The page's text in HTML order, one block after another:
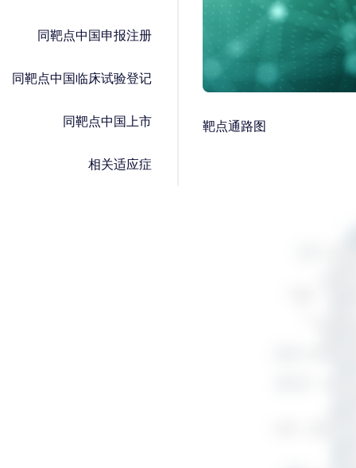
同靶点中国申报注册
同靶点中国临床试验登记
同靶点中国上市
相关适应症
靶点通路图